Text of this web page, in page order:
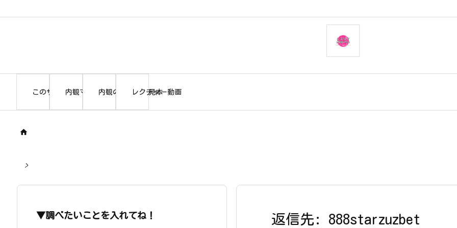
このサイトについて内観マニュアル本編内観の書き出し見本
レクチャー動画

>
返信先: 888starzuzbet
▼調べたいことを入れてね！